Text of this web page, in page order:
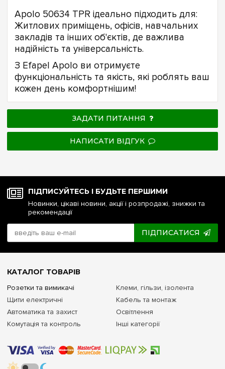
Apolo 50634 TPR ідеально підходить для:
Житлових приміщень, офісів, навчальних
закладів та інших об'єктів, де важлива
надійність та універсальність.
З Efapel Apolo ви отримуєте
функціональність та якість, які роблять ваш
кожен день комфортнішим!
ЗАДАТИ ПИТАННЯ
НАПИСАТИ ВІДГУК
ПІДПИСУЙТЕСЬ І БУДЬТЕ ПЕРШИМИ
Новинки, цікаві новини, акції і розпродажі, знижки та
рекомендації
ПІДПИСАТИСЯ
КАТАЛОГ ТОВАРІВ
Розетки та вимикачі
Щити електричні
Автоматика та захист
Комутація та контроль
Клеми, гільзи, ізолента
Кабель та монтаж
Освітлення
Інші категорії